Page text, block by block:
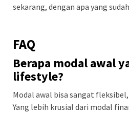
sekarang, dengan apa yang
FAQ
Berapa modal awal
lifestyle?
Modal awal bisa sangat
Yang lebih krusial dari modal